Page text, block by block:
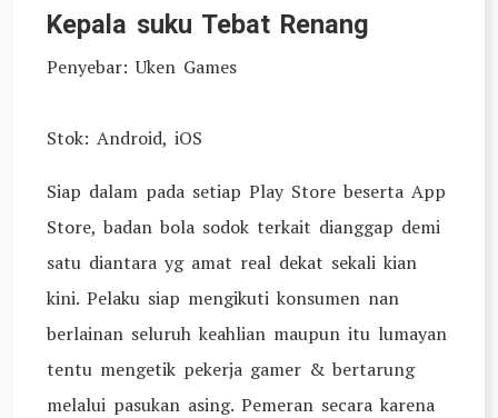
Kepala suku Tebat Renang
Penyebar: Uken Games
Stok: Android, iOS
Siap dalam pada setiap Play Store beserta App
Store, badan bola sodok terkait dianggap demi
satu diantara yg amat real dekat sekali kian
kini. Pelaku siap mengikuti konsumen nan
berlainan seluruh keahlian maupun itu lumayan
tentu mengetik pekerja gamer & bertarung
melalui pasukan asing. Pemeran secara karena